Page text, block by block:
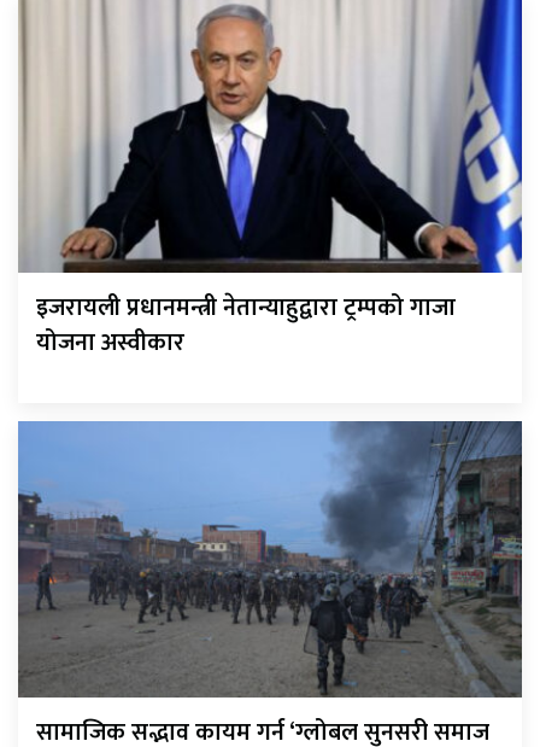
इजरायली प्रधानमन्त्री नेतान्याहुद्वारा ट्रम्पको गाजा
योजना अस्वीकार
सामाजिक सद्भाव कायम गर्न ‘ग्लोबल सुनसरी समाज